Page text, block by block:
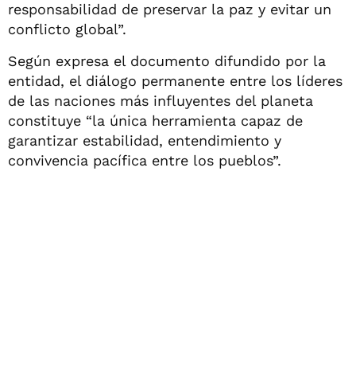
responsabilidad de preservar la paz y evitar un
conflicto global”.
Según expresa el documento difundido por la
entidad, el diálogo permanente entre los líderes
de las naciones más influyentes del planeta
constituye “la única herramienta capaz de
garantizar estabilidad, entendimiento y
convivencia pacífica entre los pueblos”.